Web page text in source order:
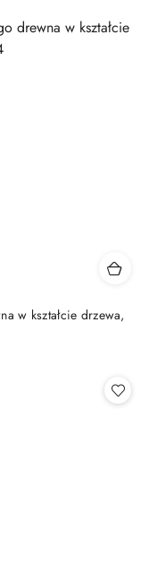
w kształcie drzewa,